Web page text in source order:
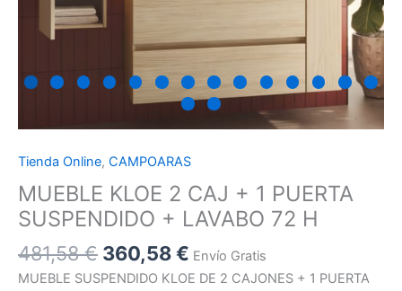
Tienda Online, CAMPOARAS
MUEBLE KLOE 2 CAJ + 1 PUERTA
SUSPENDIDO + LAVABO 72 H
481,58€ 360,58€ Envío Gratis
MUEBLE SUSPENDIDO KLOE DE 2 CAJONES + 1 PUERTA
cantidad